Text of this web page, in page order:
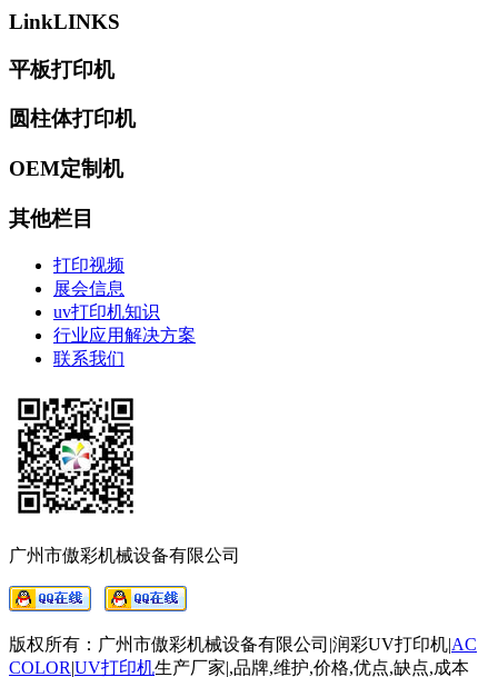
LinkLINKS
平板打印机
圆柱体打印机
OEM定制机
其他栏目
打印视频
展会信息
uv打印机知识
行业应用解决方案
联系我们
广州市傲彩机械设备有限公司
版权所有：广州市傲彩机械设备有限公司|润彩UV打印机|AC
COLOR|UV打印机生产厂家|,品牌,维护,价格,优点,缺点,成本